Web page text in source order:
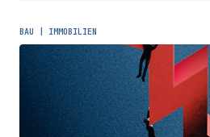
BAU | IMMOBILIEN